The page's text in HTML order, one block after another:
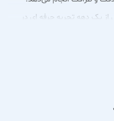
یک دهه تجربه حرفه ای در
یکی از معتبرترین
با استانداردهای روز
گیری از نیروهای ماهر و
و اداری را با بالاترین دقت